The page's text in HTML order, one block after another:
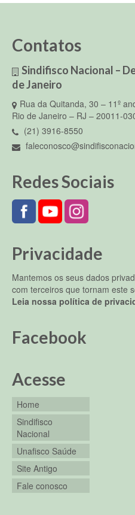
Contatos
Sindifisco Nacional –
de Janeiro
Rua da Quitanda, 30 – 11º
Rio de Janeiro – RJ – 20011-
(21) 3916-8550
Redes Sociais
Privacidade
Mantemos os seus dados
com terceiros que tornam este
Leia nossa política de
Facebook
Acesse
Home
Sindifisco
Nacional
Unafisco Saúde
Site Antigo
Fale conosco